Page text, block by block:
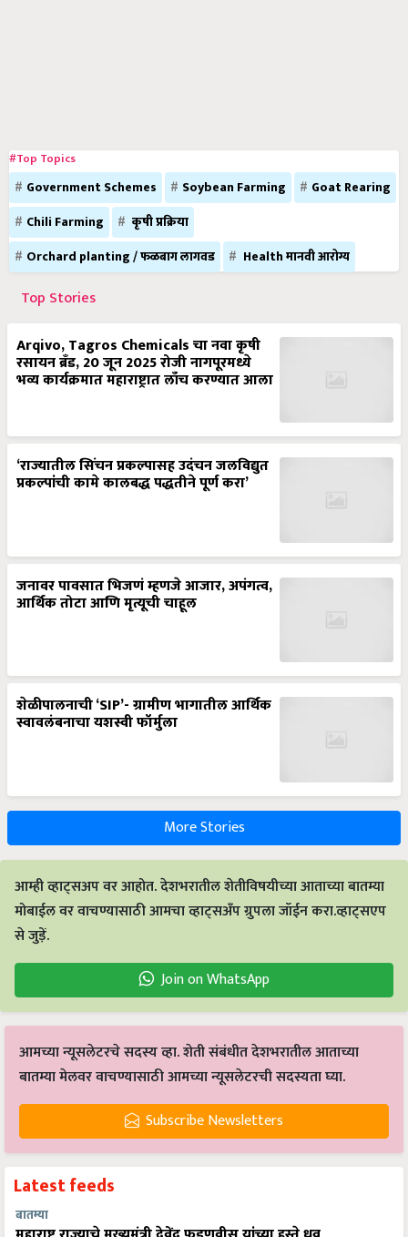
#Top Topics
Government Schemes Soybean Farming
Goat Rearing
Chili Farming
कृषी प्रक्रिया
Orchard planting / फळबाग लागवड
Health मानवी आरोग्य
Top Stories
Arqivo, Tagros Chemicals चा नवा कृषी
रसायन ब्रँड, 20 जून 2025 रोजी नागपूरमध्ये
भव्य कार्यक्रमात महाराष्ट्रात लाँच करण्यात आला
‘राज्यातील सिंचन प्रकल्पासह उदंचन जलविद्युत
प्रकल्पांची कामे कालबद्ध पद्धतीने पूर्ण करा’
जनावर पावसात भिजणं म्हणजे आजार, अपंगत्व,
आर्थिक तोटा आणि मृत्यूची चाहूल
शेळीपालनाची ‘SIP’- ग्रामीण भागातील आर्थिक
स्वावलंबनाचा यशस्वी फॉर्मुला
More Stories
आम्ही व्हाट्सअप वर आहोत. देशभरातील शेतीविषयीच्या आताच्या बातम्या
मोबाईल वर वाचण्यासाठी आमचा व्हाट्सअँप ग्रुपला जॉईन करा.व्हाट्सएप
से जुड़ें.
Join on WhatsApp
आमच्या न्यूसलेटरचे सदस्य व्हा. शेती संबंधीत देशभरातील आताच्या
बातम्या मेलवर वाचण्यासाठी आमच्या न्यूसलेटरची सदस्यता घ्या.
Subscribe Newsletters
Latest feeds
बातम्या